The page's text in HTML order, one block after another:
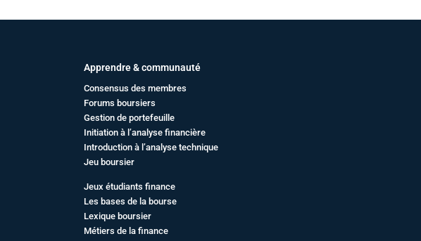
Apprendre & communauté
Consensus des membres
Forums boursiers
Gestion de portefeuille
Initiation à l’analyse financière
Introduction à l’analyse technique
Jeu boursier
Jeux étudiants finance
Les bases de la bourse
Lexique boursier
Métiers de la finance